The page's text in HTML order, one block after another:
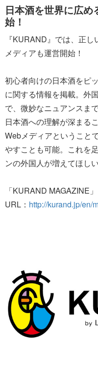
日本酒を世界に広
始！
『KURAND』では、正
メディアも運営開始！
初心者向けの日本酒をピ
に関する情報を掲載。外
で、微妙なニュアンスま
日本酒への理解が深まる
Webメディアということ
やすことも可能。これを
ンの外国人が増えてほしい
「KURAND MAGAZINE」
URL： http://kurand.jp/en/